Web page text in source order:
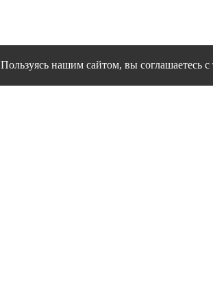
Пользуясь нашим сайтом, вы соглашаетесь